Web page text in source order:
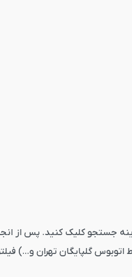
پر کرده و بر گزینه جستجو کلیک کنید. پس از
گلپایگان تهران و...)